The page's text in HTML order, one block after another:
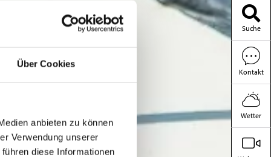
Über Cookies
anbieten zu können
Verwendung unserer
diese Informationen
Suche
Kontakt
Wetter